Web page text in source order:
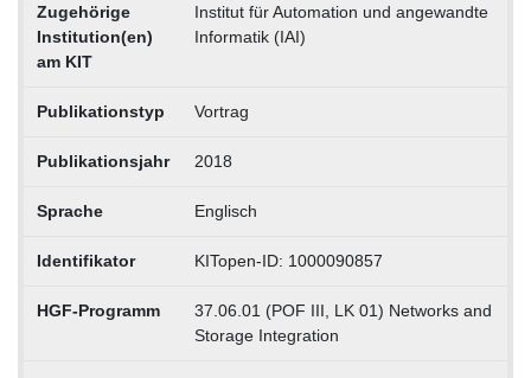
Zugehörige
Institution(en)
am KIT
Institut für Automation und angewandte
Informatik (IAI)
Publikationstyp Vortrag
Publikationsjahr 2018
Sprache Englisch
Identifikator KITopen-ID: 1000090857
HGF-Programm
37.06.01 (POF III, LK 01) Networks and
Storage Integration